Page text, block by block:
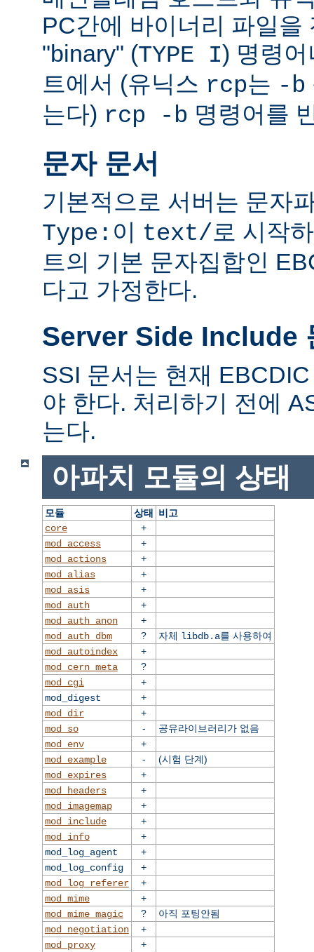
PC간에 바이너리 파일을
"binary" (TYPE I) 명령
트에서 (유닉스 rcp는 -b
는다) rcp -b 명령어를
문자 문서
기본적으로 서버는 문자
Type: 이 text/ 로 시작
트의 기본 문자집합인
다고 가정한다.
Server Side Include
SSI 문서는 현재
야 한다. 처리하기 전에
는다.
아파치 모듈의 상태
모듈 상태
비고
core
+
mod_access
+
mod_actions
+
mod_alias
+
mod_asis
+
mod_auth
+
mod_auth_anon
+
mod_auth_dbm
? 자체 libdb.a를 사용하여
mod_autoindex
+
mod_cern_meta
?
mod_cgi
+
mod_digest
+
mod_dir
+
mod_so
-
공유라이브러리가 없음
mod_env
+
mod_example
-
(시험 단계)
mod_expires
+
mod_headers
+
mod_imagemap
+
mod_include
+
mod_info
+
mod_log_agent
+
mod_log_config
+
mod_log_referer
+
mod_mime
+
mod_mime_magic
?
아직 포팅안됨
mod_negotiation
+
mod_proxy
+